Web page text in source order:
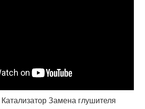
Замена глушителя